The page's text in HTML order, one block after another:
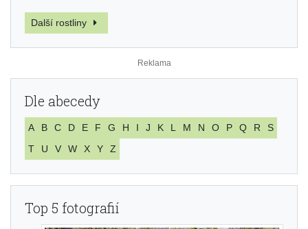
Další rostliny
Dle abecedy
A B C D E F G H I J K L M N O P Q R
S
T
U V W X Y Z
Top 5 fotografií